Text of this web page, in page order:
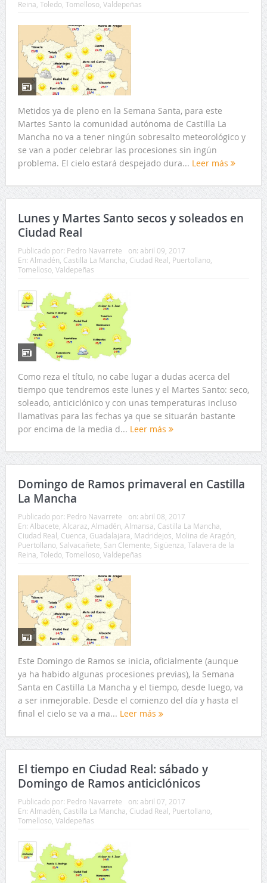
Reina Toledo, Tomelloso, Valdepeñas
Metidos ya de pleno en la Semana Santa, para este
Martes Santo la comunidad autónoma de Castilla La
Mancha no va a tener ningún sobresalto meteorológico y
se van a poder celebrar las procesiones sin ingún
problema. El cielo estará despejado dura... Leer más
Lunes y Martes Santo secos y soleados en
Ciudad Real
Publicado por: Pedro Navarrete on: abril 09, 2017
En: Almadén, Castilla La Mancha, Ciudad Real, Puertollano,
Tomelloso, Valdepeñas
Como reza el título, no cabe lugar a dudas acerca del
tiempo que tendremos este lunes y el Martes Santo: seco,
soleado, anticiclónico y con unas temperaturas incluso
llamativas para las fechas ya que se situarán bastante
por encima de la media d... Leer más
Domingo de Ramos primaveral en Castilla
La Mancha
Publicado por: Pedro Navarrete on: abril 08, 2017
En: Albacete Alcaraz Almadén Almansa Castilla La Mancha
Ciudad Real Cuenca Guadalajara Madridejos Molina de Aragón
Puertollano, Salvacañete San Clemente Sigüenza Talavera de la
Reina Toledo, Tomelloso, Valdepeñas
Este Domingo de Ramos se inicia, oficialmente (aunque
ya ha habido algunas procesiones previas), la Semana
Santa en Castilla La Mancha y el tiempo, desde luego, va
a ser inmejorable. Desde el comienzo del día y hasta el
final el cielo se va a ma... Leer más
El tiempo en Ciudad Real: sábado y
Domingo de Ramos anticiclónicos
Publicado por: Pedro Navarrete on: abril 07, 2017
En: Almadén Castilla La Mancha Ciudad Real Puertollano,
Tomelloso, Valdepeñas